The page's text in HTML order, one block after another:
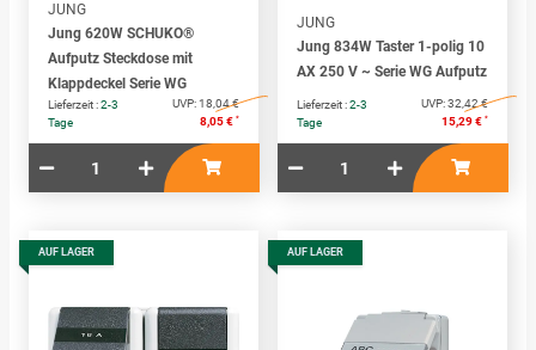
JUNG
Jung 620W SCHUKO®
Aufputz Steckdose mit
Klappdeckel Serie WG
Lieferzeit :2-3
Tage
UVP:18,04 €
8,05 € *
JUNG
Jung 834W Taster 1-polig 10
AX 250 V ~ Serie WG Aufputz
Lieferzeit :2-3
Tage
UVP:32,42 €
15,29 € *
AUF LAGER AUF LAGER